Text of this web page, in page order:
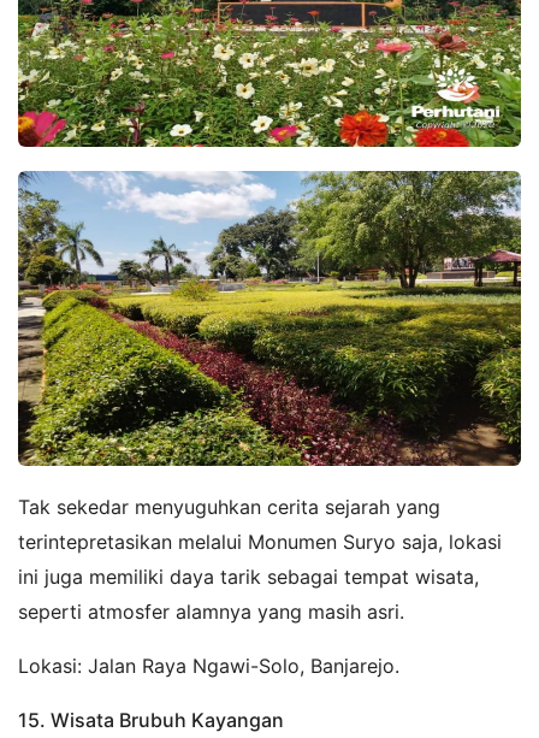
Tak sekedar menyuguhkan cerita sejarah yang
terintepretasikan melalui Monumen Suryo saja, lokasi
ini juga memiliki daya tarik sebagai tempat wisata,
seperti atmosfer alamnya yang masih asri.
Lokasi: Jalan Raya Ngawi-Solo, Banjarejo.
15. Wisata Brubuh Kayangan